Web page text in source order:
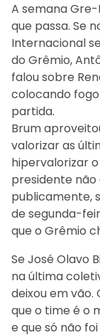
A semana
que passa. Se
Internacional
do Grêmio,
falou sobre
colocando
partida.
Brum
valorizar as
hipervalorizar
presidente
publicamente,
de segunda-
que o Grêmio
Se José Olavo
na última
deixou em vão.
que o time é o
e que só não